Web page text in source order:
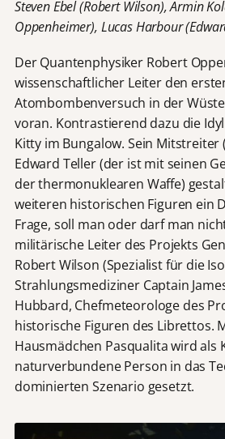
Steven Ebel (Robert Wilson), Armin
Oppenheimer), Lucas Harbour
Der Quantenphysiker Robert
wissenschaftlicher Leiter den
Atombombenversuch in der
voran. Kontrastierend dazu die
Kitty im Bungalow. Sein
Edward Teller (der ist mit seinen
der thermonuklearen Waffe)
weiteren historischen Figuren ein
Frage, soll man oder darf man
militärische Leiter des Projekts
Robert Wilson (Spezialist für die
Strahlungsmediziner Captain
Hubbard, Chefmeteorologe des
historische Figuren des Librettos.
Hausmädchen Pasqualita wird als
naturverbundene Person in das
dominierten Szenario gesetzt.